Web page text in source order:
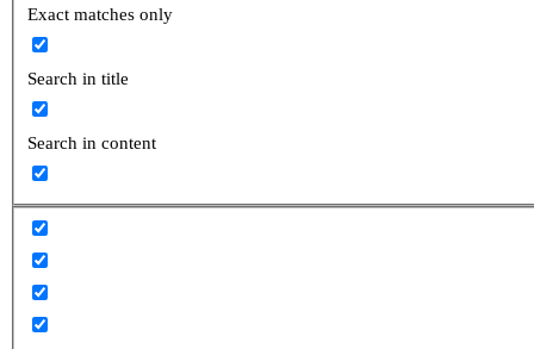
search
Exact matches only
Search in title
Search in content